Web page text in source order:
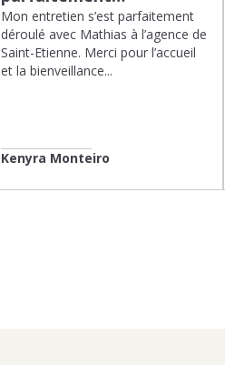
Mon entretien s’est parfaitement
déroulé avec Mathias à l’agence de
Saint-Etienne. Merci pour l’accueil
et la bienveillance...
Kenyra Monteiro